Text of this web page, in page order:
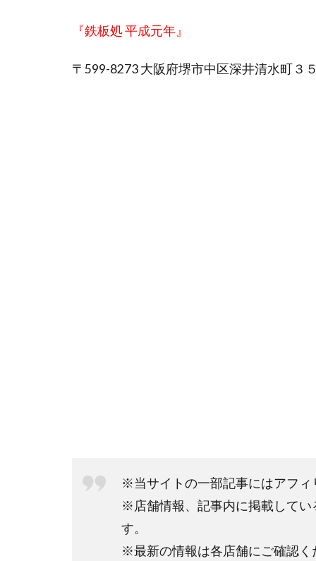
『鉄板処 平成元年』
〒599-8273 大阪府堺市中区深井清水町３
※当サイトの一部記事にはアフィ
※店舗情報、記事内に掲載してい
す。
※最新の情報は各店舗にご確認く